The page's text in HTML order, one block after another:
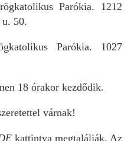
Parókia. 1212
u. 50.
Parókia. 1027
18 órakor kezdődik.
várnak!
kattintva megtalálják. Az